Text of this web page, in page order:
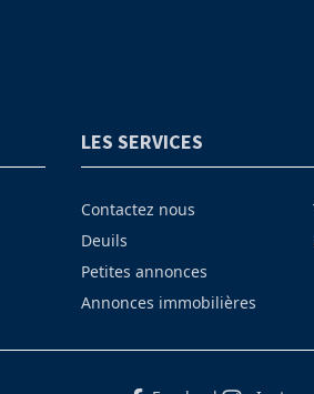
LES SERVICES
Contactez nous
Deuils
Petites annonces
Annonces immobilières